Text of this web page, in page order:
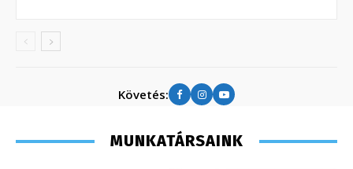
Követés:
MUNKATÁRSAINK